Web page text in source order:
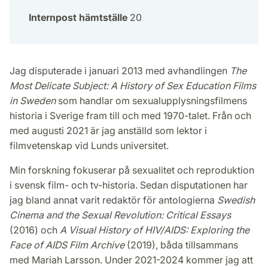
Internpost hämtställe 20
Jag disputerade i januari 2013 med avhandlingen The
Most Delicate Subject: A History of Sex Education Films
in Swedensom handlar om sexualupplysningsfilmens
historia i Sverige fram till och med 1970-talet. Från och
med augusti 2021 är jag anställd som lektor i
filmvetenskap vid Lunds universitet.
Min forskning fokuserar på sexualitet och reproduktion
i svensk film- och tv-historia. Sedan disputationen har
jag bland annat varit redaktör för antologierna Swedish
Cinema and the Sexual Revolution: Critical Essays
(2016) och A Visual History of HIV/AIDS: Exploring the
Face of AIDS Film Archive (2019), båda tillsammans
med Mariah Larsson. Under 2021-2024 kommer jag att